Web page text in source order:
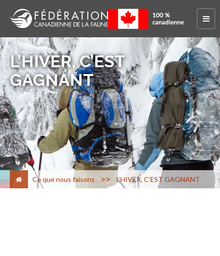
L’HIVER, C’EST
GAGNANT
Ce que nous faisons > L’HIVER, C’EST GAGNANT